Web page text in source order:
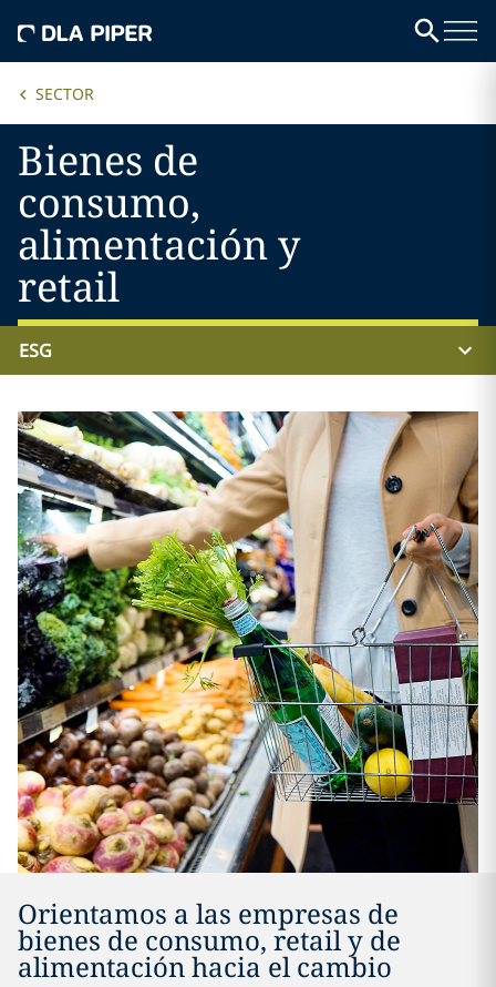
SECTOR
Bienes de
consumo,
alimentación y
retail
ESG
Orientamos a las empresas de
bienes de consumo, retail y de
alimentación hacia el cambio